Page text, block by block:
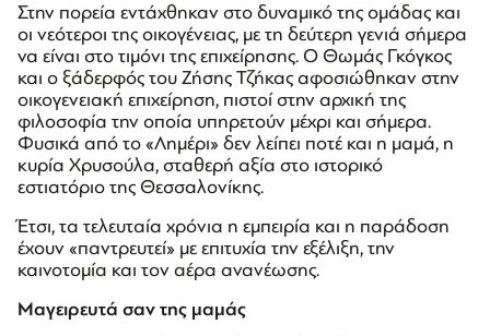
Στην πορεία εντάχθηκαν στο δυναμικό της ομάδας και
οι νεότεροι της οικογένειας, με τη δεύτερη γενιά σήμερα
να είναι στο τιμόνι της επιχείρησης. Ο Θωμάς Γκόγκος
και ο ξάδερφός του Ζήσης Τζήκας αφοσιώθηκαν στην
οικογενειακή επιχείρηση, πιστοί στην αρχική της
φιλοσοφία την οποία υπηρετούν μέχρι και σήμερα.
Φυσικά από το «Λημέρι» δεν λείπει ποτέ και η μαμά, η
κυρία Χρυσούλα, σταθερή αξία στο ιστορικό
εστιατόριο της Θεσσαλονίκης.
Έτσι, τα τελευταία χρόνια η εμπειρία και η παράδοση
έχουν «παντρευτεί» με επιτυχία την εξέλιξη, την
καινοτομία και τον αέρα ανανέωσης.
Μαγειρευτά σαν της μαμάς